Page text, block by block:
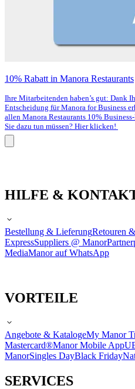
10% Rabatt in Manora Restaurants
Ihre Mitarbeitenden haben’s gut: Dank
Entscheidung für Manora for Business
allen Manora Restaurants 10%
Sie dazu tun müssen? Hier klicken!
HILFE &
Bestellung & LieferungRetouren
ExpressSuppliers @ Manor
MediaManor auf WhatsApp
VORTEILE
Angebote & KatalogeMy Manor
Mastercard®Manor Mobile App
ManorSingles DayBlack Friday
SERVICES